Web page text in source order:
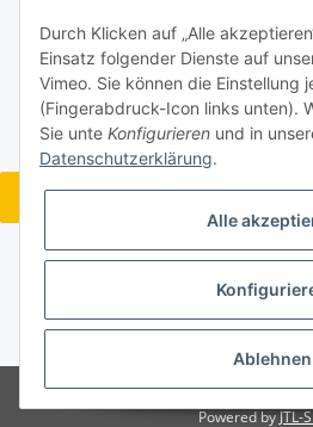
Informationen
Gesetzliche Informationen
Widerrufsbutton
* Alle Preise inkl. gesetzlicher USt., zzgl.Versand
© Acoustic Design
Powered byJTL-
Durch Klicken auf „Alle
Einsatz folgender Dienste auf
Vimeo. Sie können die Einstellung
(Fingerabdruck-Icon links unten).
Sie unte Konfigurieren und in
Datenschutzerklärung.
Alle
Ablehnen